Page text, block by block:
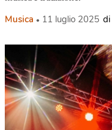
Musica 11 luglio 2025 di